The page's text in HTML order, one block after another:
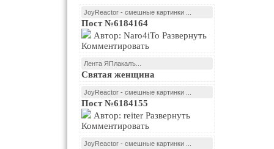
JoyReactor - смешные картинки ...
Пост №6184164
Комментировать
Лента ЯПлакалъ...
Святая женщина
JoyReactor - смешные картинки ...
Пост №6184155
Комментировать
JoyReactor - смешные картинки ...